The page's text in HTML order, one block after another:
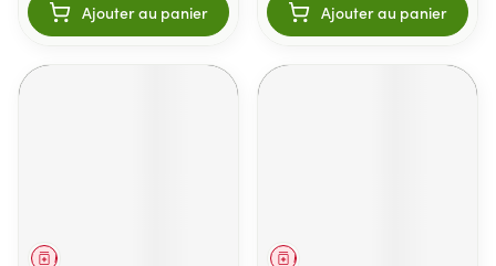
Ajouter au panier Ajouter au panier
Médicament Médicament